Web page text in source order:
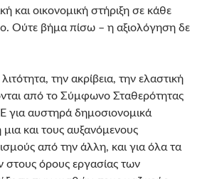
και οικονομική στήριξη σε κάθε
Ούτε βήμα πίσω – η αξιολόγηση δε
την ακρίβεια, την ελαστική
από το Σύμφωνο Σταθερότητας
για αυστηρά δημοσιονομικά
και τους αυξανόμενους
από την άλλη, και για όλα τα
στους όρους εργασίας των